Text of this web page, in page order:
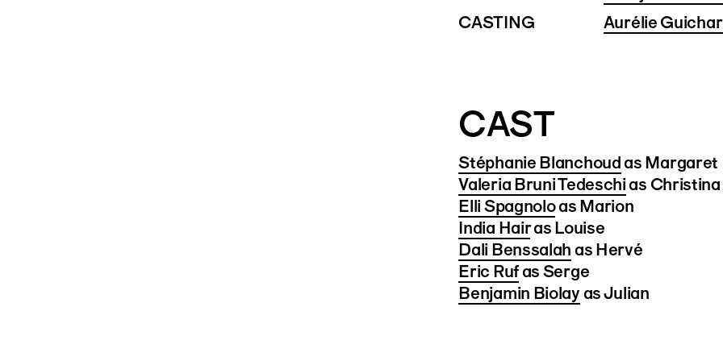
CASTING
Aurélie
CAST
Stéphanie Blanchoudas Margaret
Valeria Bruni Tedeschias Christina
Elli Spagnoloas Marion
India Hairas Louise
Dali Benssalah as Hervé
Eric Rufas Serge
Benjamin Biolay as Julian